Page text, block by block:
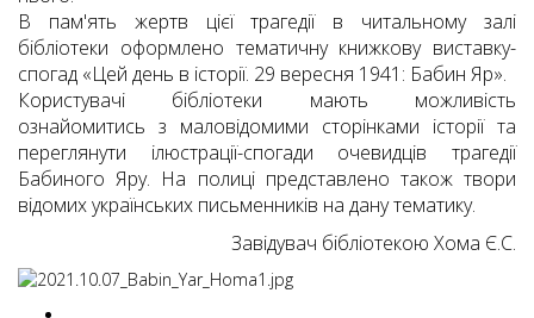
В пам'ять жертв цієї трагедії в читальному залі
бібліотеки оформлено тематичну книжкову виставку-
спогад «Цей день в історії. 29 вересня 1941: Бабин Яр».
Користувачі бібліотеки мають можливість
ознайомитись з маловідомими сторінками історії та
переглянути ілюстрації-спогади очевидців трагедії
Бабиного Яру. На полиці представлено також твори
відомих українських письменників на дану тематику.
Завідувач бібліотекою Хома Є.С.